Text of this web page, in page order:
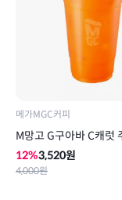
메가MGC커피
M망고 G구아바 C캐럿
12%3,520원
4,000원